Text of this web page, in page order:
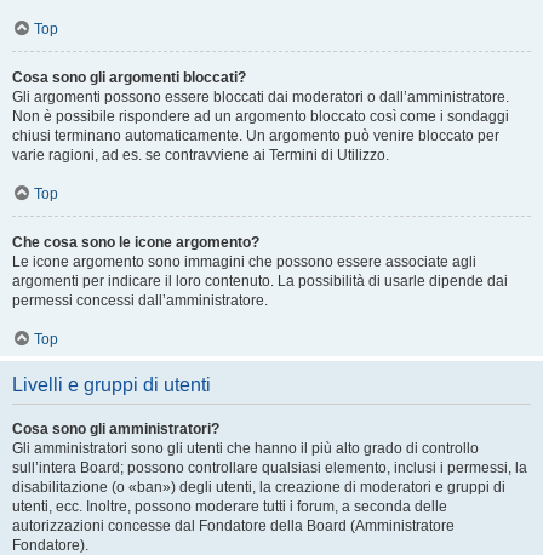
Top
Cosa sono gli argomenti bloccati?
Gli argomenti possono essere bloccati dai moderatori o dall’amministratore.
Non è possibile rispondere ad un argomento bloccato così come i sondaggi
chiusi terminano automaticamente. Un argomento può venire bloccato per
varie ragioni, ad es. se contravviene ai Termini di Utilizzo.
Top
Che cosa sono le icone argomento?
Le icone argomento sono immagini che possono essere associate agli
argomenti per indicare il loro contenuto. La possibilità di usarle dipende dai
permessi concessi dall’amministratore.
Top
Livelli e gruppi di utenti
Cosa sono gli amministratori?
Gli amministratori sono gli utenti che hanno il più alto grado di controllo
sull’intera Board; possono controllare qualsiasi elemento, inclusi i permessi, la
disabilitazione (o «ban») degli utenti, la creazione di moderatori e gruppi di
utenti, ecc. Inoltre, possono moderare tutti i forum, a seconda delle
autorizzazioni concesse dal Fondatore della Board (Amministratore
Fondatore).